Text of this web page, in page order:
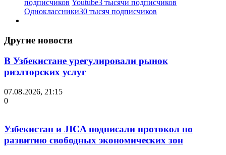
подписчиков Youtube3 тысячи подписчиков
Одноклассники30 тысяч подписчиков
Другие новости
В Узбекистане урегулировали рынок
риэлторских услуг
07.08.2026, 21:15
0
Узбекистан и JICA подписали протокол по
развитию свободных экономических зон